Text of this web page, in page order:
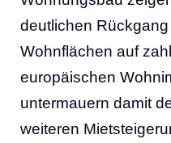
deutlichen
Wohnflächen auf
europäischen
untermauern damit
weiteren